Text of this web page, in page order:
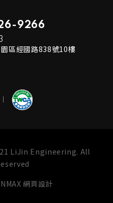
9266
區經國路838號10樓
LiJin Engineering. All
網頁設計